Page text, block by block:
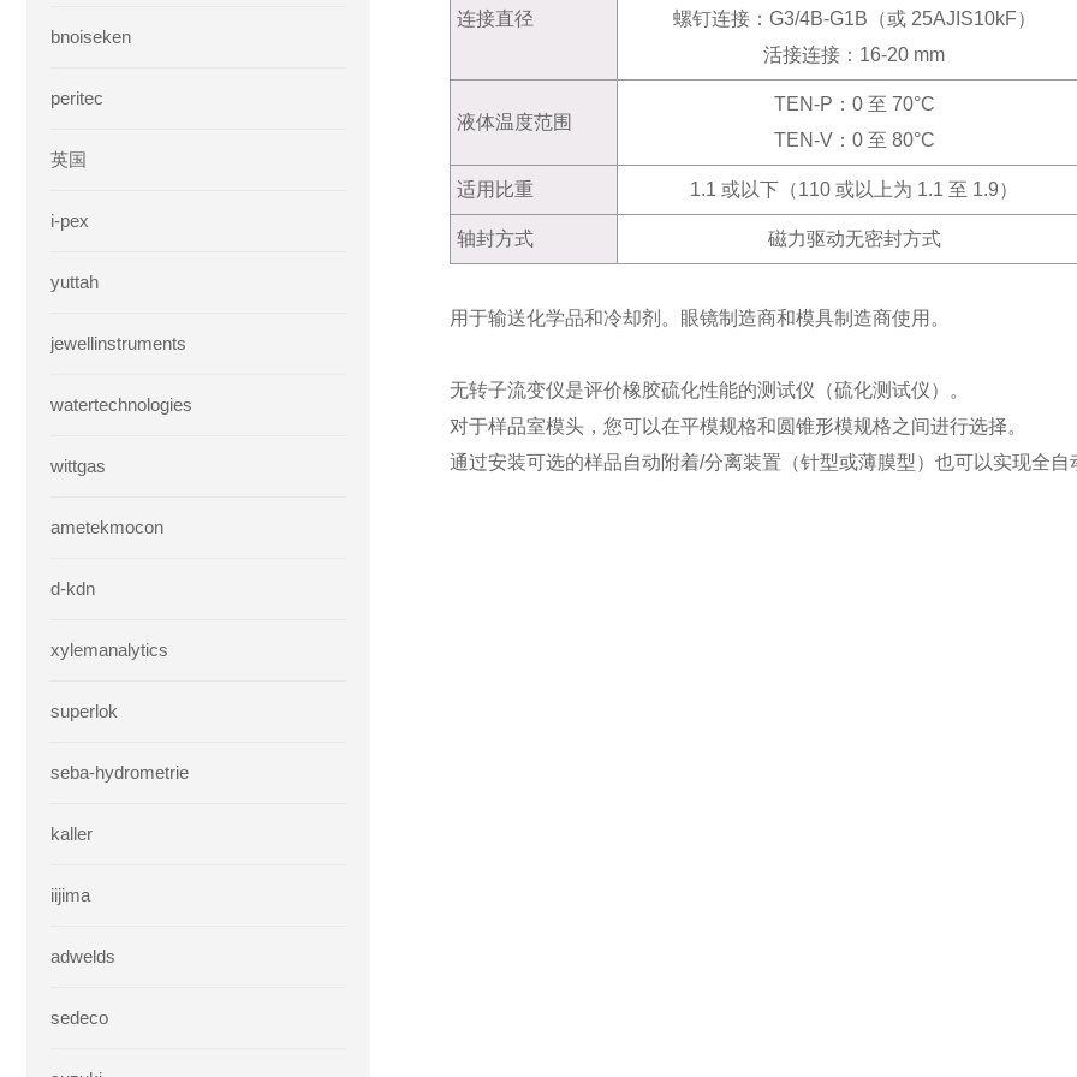
bnoiseken
peritec
英国
i-pex
yuttah
jewellinstruments
watertechnologies
wittgas
ametekmocon
d-kdn
xylemanalytics
superlok
seba-hydrometrie
kaller
iijima
adwelds
sedeco
连接直径
螺钉连接：G3/4B-G1B（或 25AJIS10kF）
活接连接：16-20 mm
液体温度范围
TEN-P：0 至 70°C
TEN-V：0 至 80°C
适用比重 1.1 或以下（110 或以上为 1.1 至 1.9）
轴封方式 磁力驱动无密封方式
用于输送化学品和冷却剂。眼镜制造商和模具制造商使用。
无转子流变仪是评价橡胶硫化性能的测试仪（硫化测试仪）。
对于样品室模头，您可以在平模规格和圆锥形模规格之间进行选择。
通过安装可选的样品自动附着/分离装置（针型或薄膜型）也可以实现全自